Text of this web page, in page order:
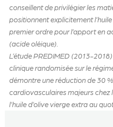
conseillent de privilégier les
positionnent explicitement
premier ordre pour l’apport en
(acide oléique).
L’étude PREDIMED (2013-
clinique randomisée sur le
démontre une réduction de 30
cardiovasculaires majeurs chez
l’huile d’olive vierge extra au